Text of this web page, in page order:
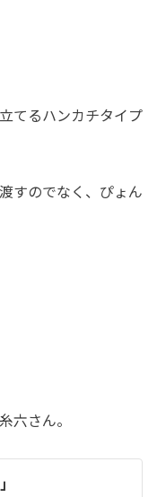
てるハンカチタイプ
すのでなく、ぴょん
六さん。